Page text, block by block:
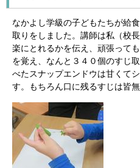
なかよし学級の子どもたちが給
取りをしました。講師は私（校
楽にとれるかを伝え、頑張って
を覚え、なんと３４０個のすじ
べたスナップエンドウは甘くて
す。もちろん口に残るすじは皆無